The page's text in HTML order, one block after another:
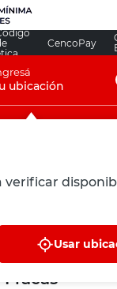
CencoPay
ubicación
verificar
Usar
PVC
Fracas